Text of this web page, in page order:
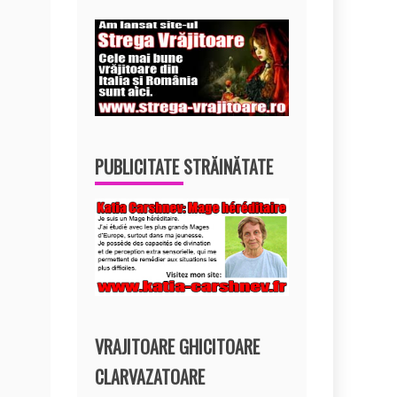
PUBLICITATE STRĂINĂTATE
VRAJITOARE GHICITOARE
CLARVAZATOARE